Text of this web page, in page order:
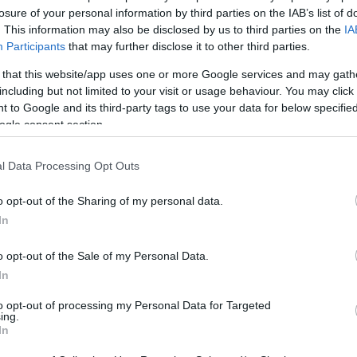
of your personal information by third parties on the IAB’s list of
This information may also be disclosed by us to third parties on the
Participants that may further disclose it to other third parties.
that this website/app uses one or more Google services and may
but not limited to your visit or usage behaviour. You may
to Google and its third-party tags to use your data for below
consent section.
Data Processing Opt Outs
opt-out of the Sharing of my personal data.
opt-out of the Sale of my Personal Data.
opt-out of processing my Personal Data for Targeted
ΕΠΌΜΕΝΟ ΆΡΘΡΟ
Πνίγηκαν στα ψεύδη τους Τσίπρας –
Ανδρουλάκης! Όλο το παρασκήνιο στην
«Political»